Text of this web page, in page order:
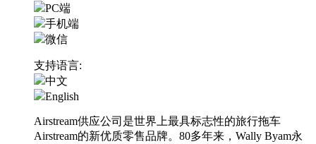
PC端
手机端
微信
支持语言:
中文
English
Airstream供应公司是世界上最具标志性的旅行拖车
Airstream的新优质零售品牌。80多年来，Wally Byam永